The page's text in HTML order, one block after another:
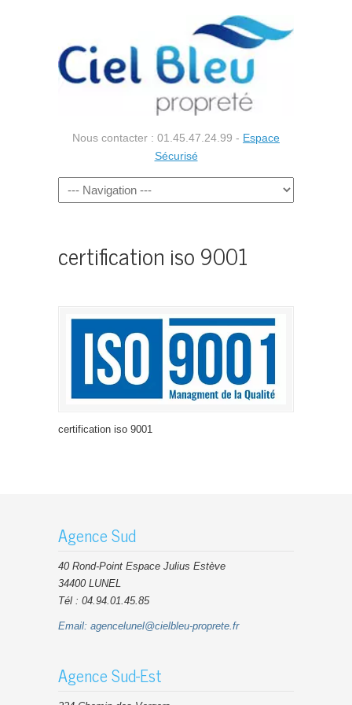
Nous contacter : 01.45.47.24.99 - Espace
Sécurisé
certification iso 9001
certification iso 9001
Agence Sud
40 Rond-Point Espace Julius Estève
34400 LUNEL
Tél : 04.94.01.45.85
Email: agencelunel@cielbleu-proprete.fr
Agence Sud-Est